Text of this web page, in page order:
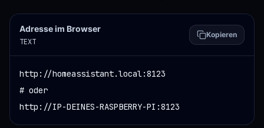
Adresse im Browser
TEXT
Kopieren
http://homeassistant.local:8123
# oder
http://IP-DEINES-RASPBERRY-PI:8123